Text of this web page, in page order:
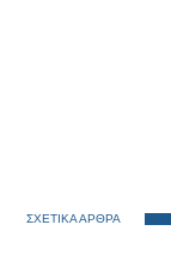
ΣΧΕΤΙΚΑ ΑΡΘΡΑ